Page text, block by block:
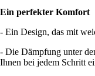
Ein perfekter Komfort
- Ein Design, das mit
- Die Dämpfung unter
Ihnen bei jedem Schritt